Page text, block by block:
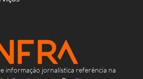
informação jornalística referência na